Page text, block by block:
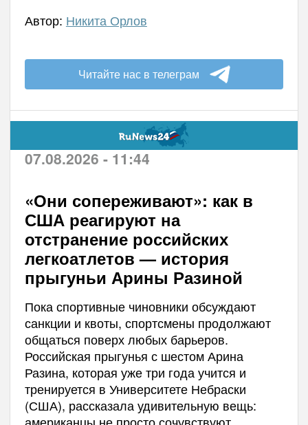
Автор: Никита Орлов
Читайте нас в телеграм
07.08.2026 - 11:44
«Они сопереживают»: как в
США реагируют на
отстранение российских
легкоатлетов — история
прыгуньи Арины Разиной
Пока спортивные чиновники обсуждают
санкции и квоты, спортсмены продолжают
общаться поверх любых барьеров.
Российская прыгунья с шестом Арина
Разина, которая уже три года учится и
тренируется в Университете Небраски
(США), рассказала удивительную вещь: